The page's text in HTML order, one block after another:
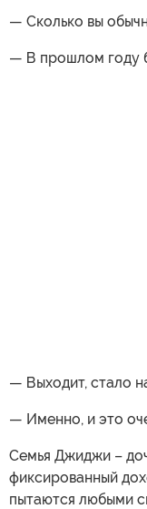
— Сколько вы
— В прошлом году
— Выходит, стало
— Именно, и это
Семья Джиджи –
фиксированный
пытаются любыми